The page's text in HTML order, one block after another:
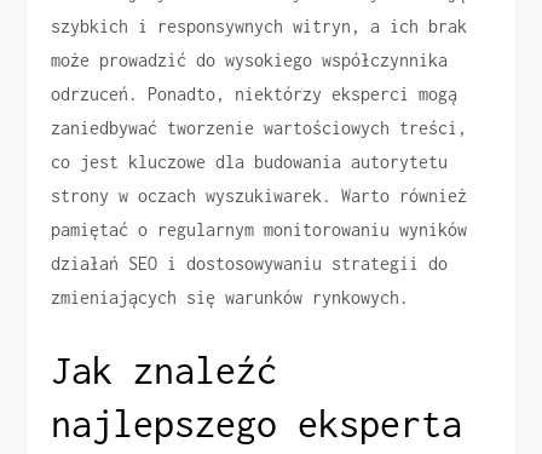
szybkich i responsywnych witryn, a ich brak
może prowadzić do wysokiego współczynnika
odrzuceń. Ponadto, niektórzy eksperci mogą
zaniedbywać tworzenie wartościowych treści,
co jest kluczowe dla budowania autorytetu
strony w oczach wyszukiwarek. Warto również
pamiętać o regularnym monitorowaniu wyników
działań SEO i dostosowywaniu strategii do
zmieniających się warunków rynkowych.
Jak znaleźć
najlepszego eksperta